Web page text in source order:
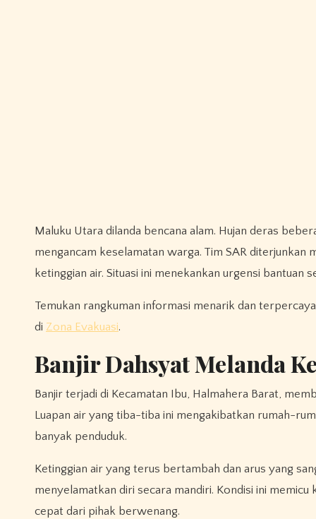
Maluku Utara dilanda bencana alam. Hujan deras
mengancam keselamatan warga. Tim SAR
ketinggian air. Situasi ini menekankan urgensi
Temukan rangkuman informasi menarik dan
di Zona Evakuasi.
Banjir Dahsyat Melanda
Banjir terjadi di Kecamatan Ibu, Halmahera Barat,
Luapan air yang tiba-tiba ini mengakibatkan rumah-
banyak penduduk.
Ketinggian air yang terus bertambah dan arus yang
menyelamatkan diri secara mandiri. Kondisi ini
cepat dari pihak berwenang.